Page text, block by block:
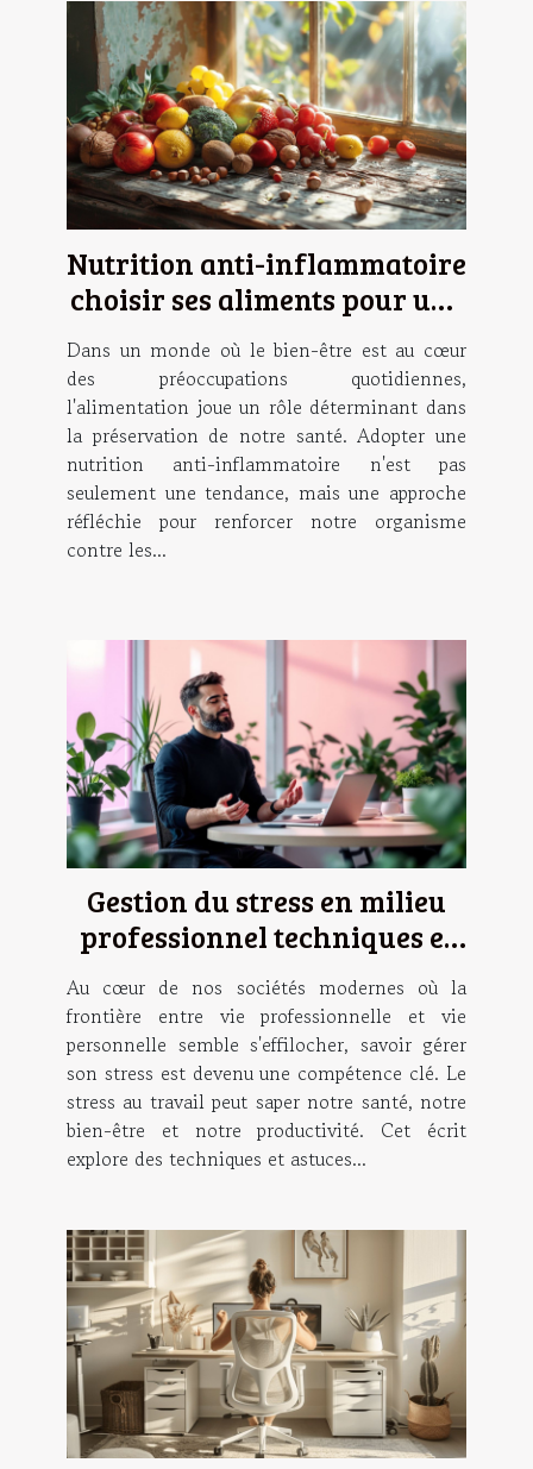
Nutrition anti-inflammatoire
choisir ses aliments pour une
santé optimale
Dans un monde où le bien-être est au cœur
des préoccupations quotidiennes,
l'alimentation joue un rôle déterminant dans
la préservation de notre santé. Adopter une
nutrition anti-inflammatoire n'est pas
seulement une tendance, mais une approche
réfléchie pour renforcer notre organisme
contre les...
Gestion du stress en milieu
professionnel techniques et
astuces pour un équilibre
travail-vie personnelle
Au cœur de nos sociétés modernes où la
frontière entre vie professionnelle et vie
personnelle semble s'effilocher, savoir gérer
son stress est devenu une compétence clé. Le
stress au travail peut saper notre santé, notre
bien-être et notre productivité. Cet écrit
explore des techniques et astuces...